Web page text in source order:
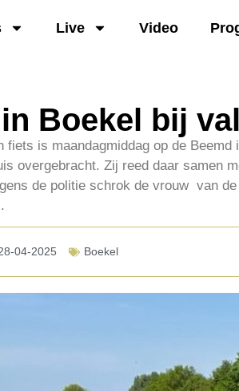
Live Video
Boekel bij
fiets is maandagmiddag op de
overgebracht. Zij reed daar samen
de politie schrok de vrouw van
04-2025 Boekel